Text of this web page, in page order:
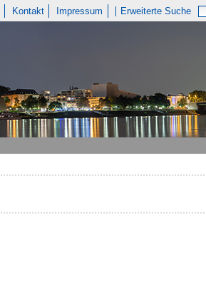
Kontakt Impressum Erweiterte Suche